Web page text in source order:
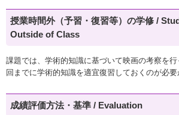
授業時間外（予習・復習等）の学修 /
Outside of Class
課題では、学術的知識に基づいて映画の考察を
回までに学術的知識を適宜復習しておくのが必要
成績評価方法・基準 / Evaluation